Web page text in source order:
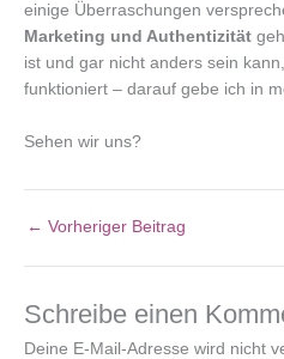
einige Überraschungen
Marketing und Authentizität
ist und gar nicht anders sein
funktioniert – darauf gebe ich in
Sehen wir uns?
← Vorheriger Beitrag
Schreibe einen
Deine E-Mail-Adresse wird nicht